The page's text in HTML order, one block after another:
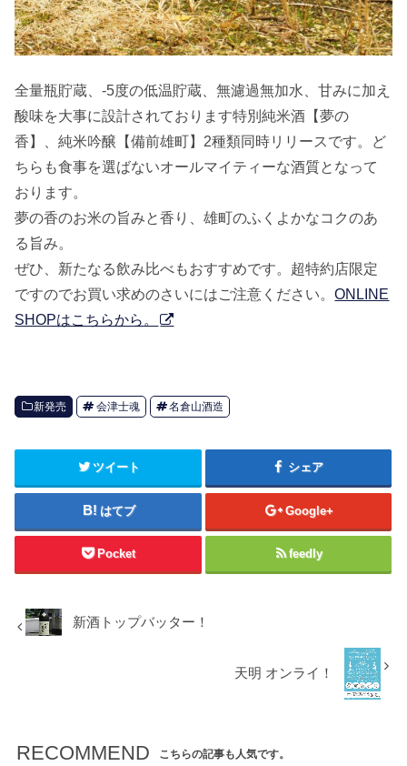
全量瓶貯蔵、-5度の低温貯蔵、無濾過無加水、甘みに加え
酸味を大事に設計されております特別純米酒【夢の
香】、純米吟醸【備前雄町】2種類同時リリースです。ど
ちらも食事を選ばないオールマイティーな酒質となって
おります。
夢の香のお米の旨みと香り、雄町のふくよかなコクのあ
る旨み。
ぜひ、新たなる飲み比べもおすすめです。超特約店限定
ですのでお買い求めのさいにはご注意ください。ONLINE
SHOPはこちらから。
新発売 会津士魂 名倉山酒造
ツイート シェア
はてブ Google+
Pocket feedly
新酒トップバッター！
天明 オンライ！
RECOMMEND こちらの記事も人気です。